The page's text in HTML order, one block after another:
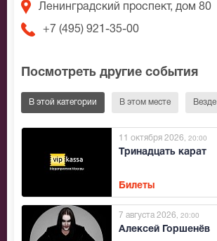
Ленинградский проспект, дом 80
+7 (495) 921-35-00
Посмотреть другие события
В этой категории В этом месте Везде
Тринадцать карат
11 октября 2026 , 20:00
Билеты
Алексей Горшенёв
7 августа 2026 , 20:00